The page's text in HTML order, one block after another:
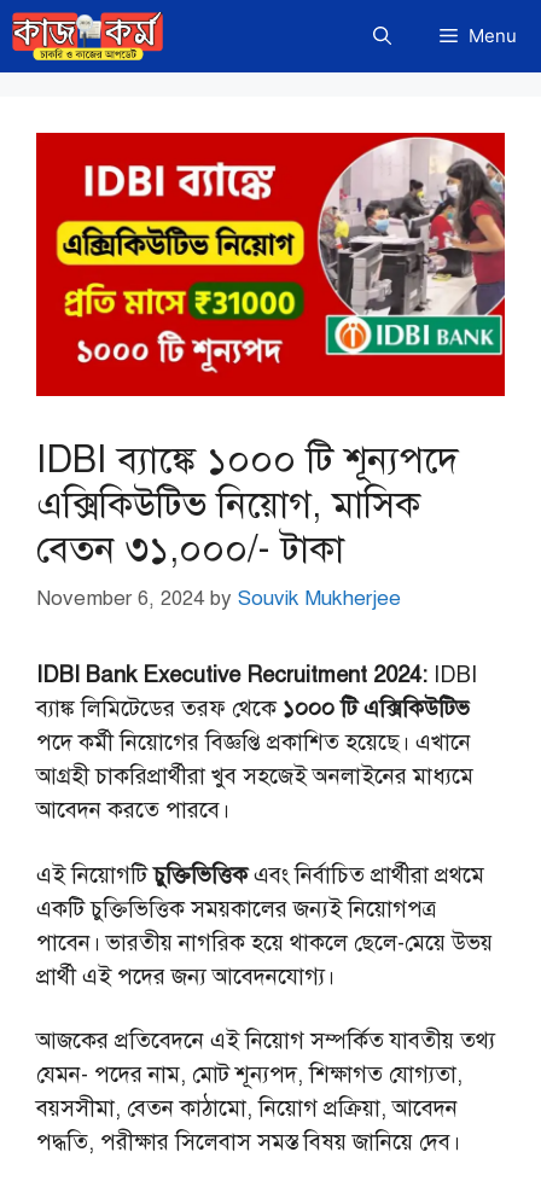
Skip
to
content
Menu
IDBI ব্যাঙ্কে ১০০০ টি শূন্যপদে
এক্সিকিউটিভ নিয়োগ, মাসিক
বেতন ৩১,০০০/- টাকা
November 6, 2024 by Souvik Mukherjee
IDBI Bank Executive Recruitment 2024: IDBI
ব্যাঙ্ক লিমিটেডের তরফ থেকে ১০০০ টি এক্সিকিউটিভ
পদে কর্মী নিয়োগের বিজ্ঞপ্তি প্রকাশিত হয়েছে। এখানে
আগ্রহী চাকরিপ্রার্থীরা খুব সহজেই অনলাইনের মাধ্যমে
আবেদন করতে পারবে।
এই নিয়োগটিচুক্তিভিত্তিকএবং নির্বাচিত প্রার্থীরা প্রথমে
একটি চুক্তিভিত্তিক সময়কালের জন্যই নিয়োগপত্র
পাবেন। ভারতীয় নাগরিক হয়ে থাকলে ছেলে-মেয়ে উভয়
প্রার্থী এই পদের জন্য আবেদনযোগ্য।
আজকের প্রতিবেদনে এই নিয়োগ সম্পর্কিত যাবতীয় তথ্য
যেমন- পদের নাম, মোট শূন্যপদ, শিক্ষাগত যোগ্যতা,
বয়সসীমা, বেতন কাঠামো, নিয়োগ প্রক্রিয়া, আবেদন
পদ্ধতি, পরীক্ষার সিলেবাস সমস্ত বিষয় জানিয়ে দেব।